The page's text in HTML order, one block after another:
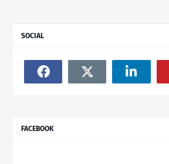
SOCIAL
FACEBOOK